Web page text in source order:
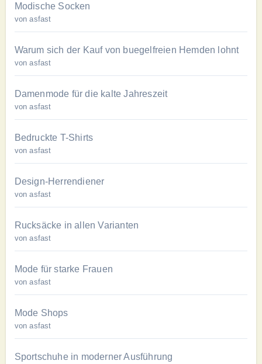
Modische Socken
von asfast
Warum sich der Kauf von buegelfreien Hemden lohnt
von asfast
Damenmode für die kalte Jahreszeit
von asfast
Bedruckte T-Shirts
von asfast
Design-Herrendiener
von asfast
Rucksäcke in allen Varianten
von asfast
Mode für starke Frauen
von asfast
Mode Shops
von asfast
Sportschuhe in moderner Ausführung